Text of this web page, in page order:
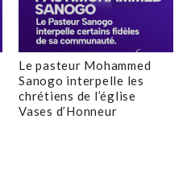
Le pasteur Mohammed
Sanogo interpelle les
chrétiens de l’église
Vases d’Honneur